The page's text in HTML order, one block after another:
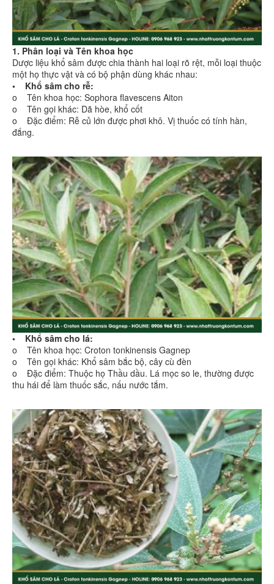
1. Phân loại và Tên khoa học
Dược liệu khổ sâm được chia thành hai loại rõ rệt, mỗi loại thuộc
một họ thực vật và có bộ phận dùng khác nhau:
• Khổ sâm cho rễ:
o Tên khoa học: Sophora flavescens Aiton
o Tên gọi khác: Dã hòe, khổ cốt
o Đặc điểm: Rễ củ lớn được phơi khô. Vị thuốc có tính hàn,
đắng.
• Khổ sâm cho lá:
o Tên khoa học: Croton tonkinensis Gagnep
o Tên gọi khác: Khổ sâm bắc bộ, cây cù đèn
o Đặc điểm: Thuộc họ Thầu dầu. Lá mọc so le, thường được
thu hái để làm thuốc sắc, nấu nước tắm.